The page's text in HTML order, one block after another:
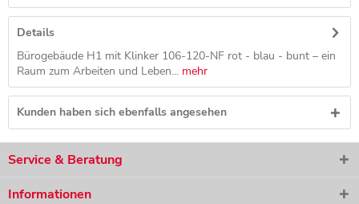
Details
Bürogebäude H1 mit Klinker 106-120-NF rot - blau - bunt – ein
Raum zum Arbeiten und Leben... mehr
Kunden haben sich ebenfalls angesehen
Service & Beratung
Informationen